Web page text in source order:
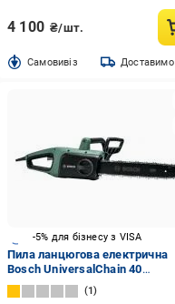
4 100 ₴/шт.
Cамовивіз Доставимо
-5% для бізнесу з VISA
Пила ланцюгова електрична
Bosch UniversalChain 40
(06008B8400)
1